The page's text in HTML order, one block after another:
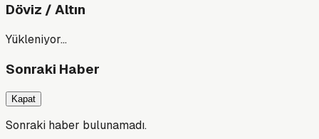
Döviz / Altın
Yükleniyor…
Sonraki Haber
Kapat
Sonraki haber bulunamadı.